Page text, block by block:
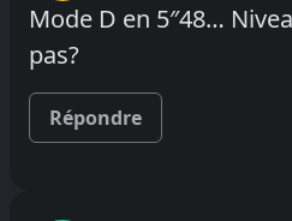
Mode D en 5″48…
pas?
Répondre